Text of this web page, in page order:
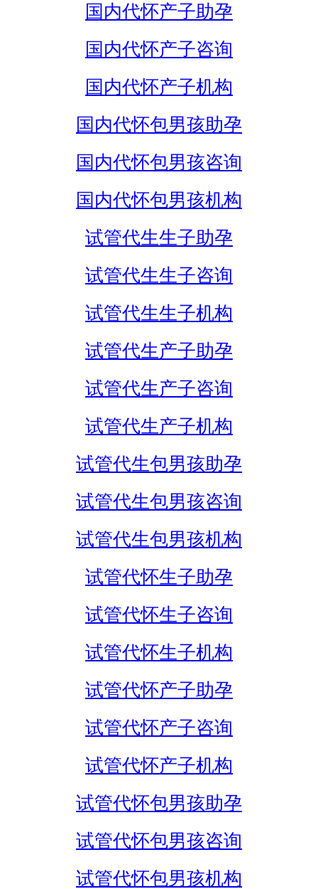
国内代怀产子助孕
国内代怀产子咨询
国内代怀产子机构
国内代怀包男孩助孕
国内代怀包男孩咨询
国内代怀包男孩机构
试管代生生子助孕
试管代生生子咨询
试管代生生子机构
试管代生产子助孕
试管代生产子咨询
试管代生产子机构
试管代生包男孩助孕
试管代生包男孩咨询
试管代生包男孩机构
试管代怀生子助孕
试管代怀生子咨询
试管代怀生子机构
试管代怀产子助孕
试管代怀产子咨询
试管代怀产子机构
试管代怀包男孩助孕
试管代怀包男孩咨询
试管代怀包男孩机构